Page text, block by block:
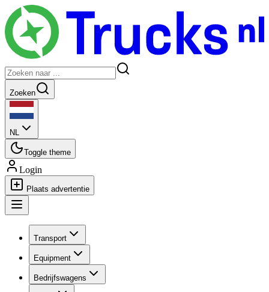
Zoeken
NL
Toggle theme
Login
Plaats advertentie
Transport
Equipment
Bedrijfswagens